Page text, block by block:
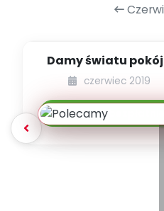
Damy światu
wiersz i piosenka
czerwiec 2019
Pobierz bezpłatnie